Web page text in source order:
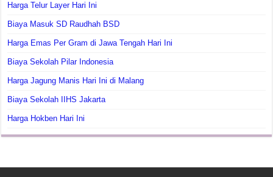
Harga Telur Layer Hari Ini
Biaya Masuk SD Raudhah BSD
Harga Emas Per Gram di Jawa Tengah Hari Ini
Biaya Sekolah Pilar Indonesia
Harga Jagung Manis Hari Ini di Malang
Biaya Sekolah IIHS Jakarta
Harga Hokben Hari Ini